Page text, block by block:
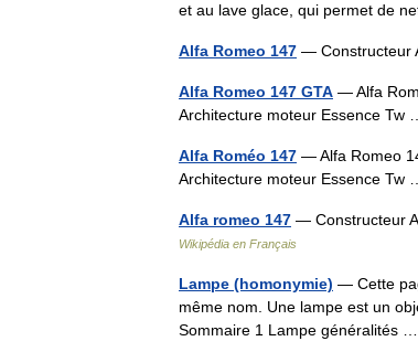
et au lave glace, qui permet de
Alfa Romeo 147 — Constructeur
Alfa Romeo 147 GTA — Alfa
Architecture moteur Essence
Alfa Roméo 147 — Alfa Romeo
Architecture moteur Essence
Alfa romeo 147 — Constructeur
Wikipédia en Français
Lampe (homonymie) — Cette
même nom. Une lampe est un
Sommaire 1 Lampe généralités